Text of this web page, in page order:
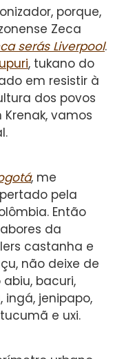
porque,
Zeca
serás Liverpool.
, tukano do
em resistir à
dos povos
vamos
, me
pela
Então
da
castanha e
não deixe de
bacuri,
jenipapo,
e uxi.